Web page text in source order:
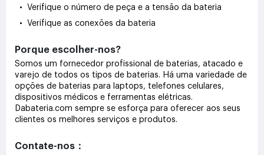
• Verifique o número de peça e a tensão da bateria
• Verifique as conexões da bateria
Porque escolher-nos?
Somos um fornecedor profissional de baterias, atacado e
varejo de todos os tipos de baterias. Há uma variedade de
opções de baterias para laptops, telefones celulares,
dispositivos médicos e ferramentas elétricas.
Dabateria.com sempre se esforça para oferecer aos seus
clientes os melhores serviços e produtos.
Contate-nos：